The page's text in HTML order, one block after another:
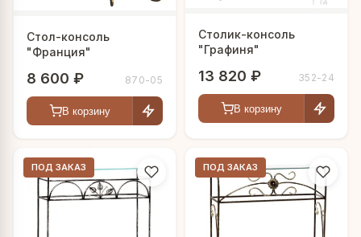
Стол-консоль
"Франция"
8 600 ₽ 870-05
В корзину
Столик-консоль
"Графиня"
13 820 ₽ 352-24
В корзину
ПОД ЗАКАЗ ПОД ЗАКАЗ